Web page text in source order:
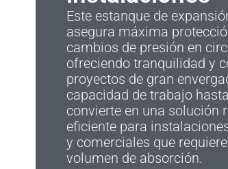
Este estanque de
asegura máxima
cambios de presión en
ofreciendo tranquilidad y
proyectos de gran
capacidad de trabajo
convierte en una solución
eficiente para
y comerciales que
volumen de absorción.